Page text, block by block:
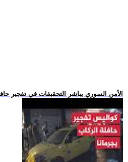
.. الأمن السوري يباشر التحقيقات في تفجير